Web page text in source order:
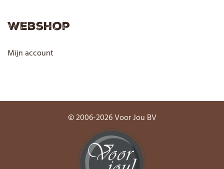
Webshop
Mijn account
© 2006-2026 Voor Jou BV